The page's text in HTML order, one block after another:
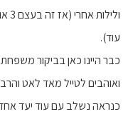
עוד).
כבר היינו כאן בביקור
ואוהבים לטייל מאד לאט
כנראה נשלב עם עוד יעד